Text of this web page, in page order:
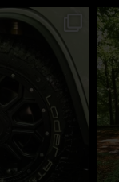
Aug 7